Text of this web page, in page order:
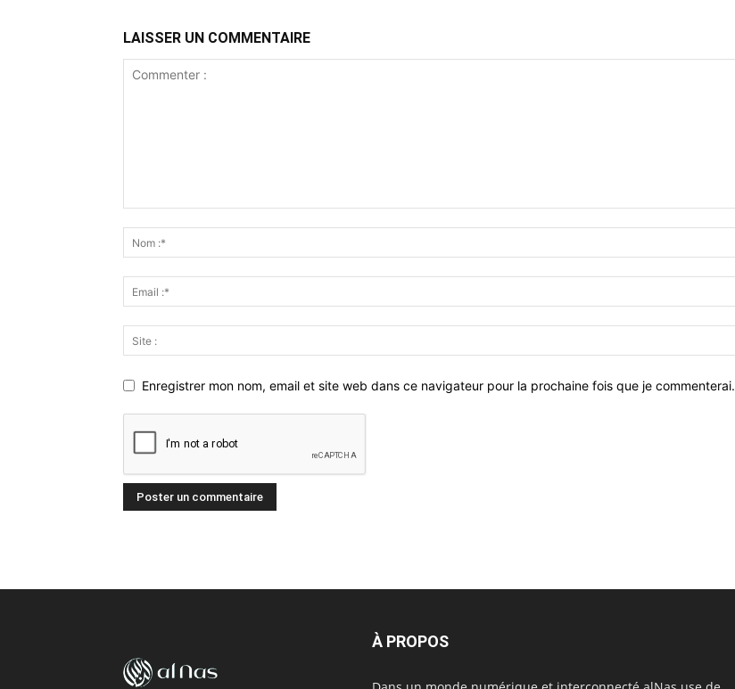
LAISSER UN COMMENTAIRE
Enregistrer mon nom, email et site web dans ce navigateur pour la prochaine fois que je commenterai.
À PROPOS